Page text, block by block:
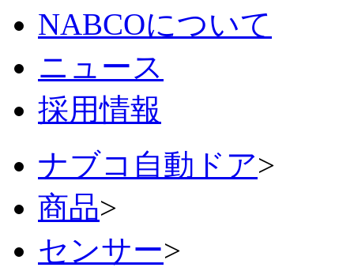
NABCOについて
ニュース
採用情報
ナブコ自動ドア>
商品>
センサー>